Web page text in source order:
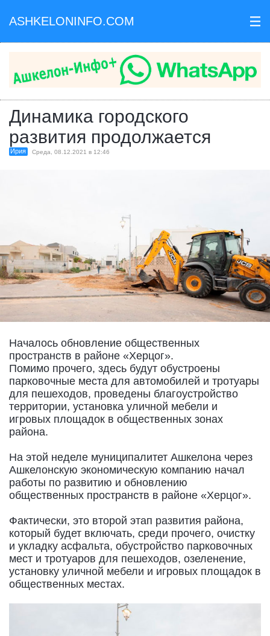
ASHKELONINFO.COM III
Динамика городского
развития продолжается
Ирия Среда, 08.12.2021 в 12:46
Началось обновление общественных
пространств в районе «Херцог».
Помимо прочего, здесь будут обустроены
парковочные места для автомобилей и тротуары
для пешеходов, проведены благоустройство
территории, установка уличной мебели и
игровых площадок в общественных зонах
района.
На этой неделе муниципалитет Ашкелона через
Ашкелонскую экономическую компанию начал
работы по развитию и обновлению
общественных пространств в районе «Херцог».
Фактически, это второй этап развития района,
который будет включать, среди прочего, очистку
и укладку асфальта, обустройство парковочных
мест и тротуаров для пешеходов, озеленение,
установку уличной мебели и игровых площадок в
общественных местах.